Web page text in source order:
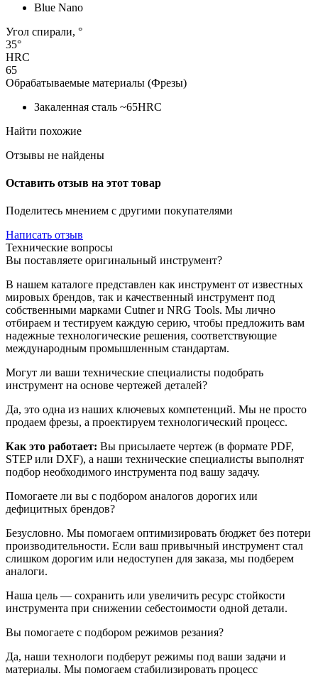
Blue Nano
Угол спирали, °
35°
HRC
65
Обрабатываемые материалы (Фрезы)
Закаленная сталь ~65HRC
Найти похожие
Отзывы не найдены
Оставить отзыв на этот товар
Поделитесь мнением с другими покупателями
Написать отзыв
Технические вопросы
Вы поставляете оригинальный инструмент?
В нашем каталоге представлен как инструмент от известных
мировых брендов, так и качественный инструмент под
собственными марками Cutner и NRG Tools. Мы лично
отбираем и тестируем каждую серию, чтобы предложить вам
надежные технологические решения, соответствующие
международным промышленным стандартам.
Могут ли ваши технические специалисты подобрать
инструмент на основе чертежей деталей?
Да, это одна из наших ключевых компетенций. Мы не просто
продаем фрезы, а проектируем технологический процесс.
Как это работает: Вы присылаете чертеж (в формате PDF,
STEP или DXF), а наши технические специалисты выполнят
подбор необходимого инструмента под вашу задачу.
Помогаете ли вы с подбором аналогов дорогих или
дефицитных брендов?
Безусловно. Мы помогаем оптимизировать бюджет без потери
производительности. Если ваш привычный инструмент стал
слишком дорогим или недоступен для заказа, мы подберем
аналоги.
Наша цель — сохранить или увеличить ресурс стойкости
инструмента при снижении себестоимости одной детали.
Вы помогаете с подбором режимов резания?
Да, наши технологи подберут режимы под ваши задачи и
материалы. Мы помогаем стабилизировать процесс